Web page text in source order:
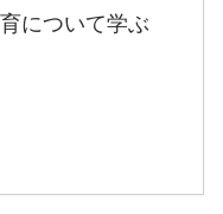
について学ぶ